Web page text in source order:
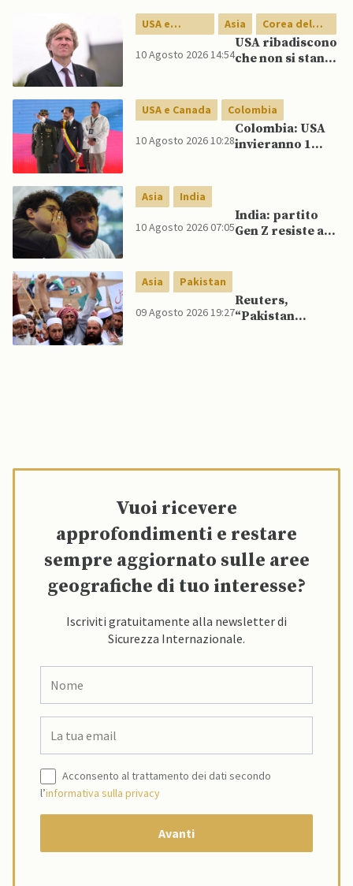
USA e
Canada
Asia
Corea del
Sud
10 Agosto 2026 14:54
USA ribadiscono
che non si stanno
organizzate
nuove
esercitazioni
con Corea del
USA e Canada Colombia
10 Agosto 2026 10:28
Colombia: USA
invieranno 1
al governo De La
Espriella
Asia India
10 Agosto 2026 07:05
India: partito
Gen Z resiste a
cambia strategia
comunicativa
per conquistare
Asia Pakistan
09 Agosto 2026 19:27
Reuters,
“Pakistan
Vuoi ricevere
approfondimenti e restare
sempre aggiornato sulle aree
geografiche di tuo interesse?
Iscriviti gratuitamente alla newsletter di
Sicurezza Internazionale.
Acconsento al trattamento dei dati secondo
l’informativa sulla privacy